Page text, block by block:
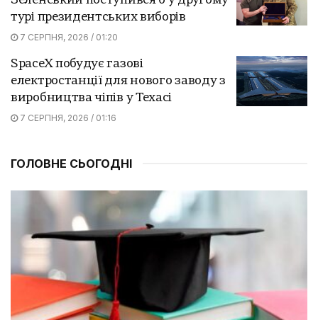
турі президентських виборів
7 СЕРПНЯ, 2026 / 01:20
SpaceX побудує газові
електростанції для нового заводу з
виробництва чіпів у Техасі
7 СЕРПНЯ, 2026 / 01:16
ГОЛОВНЕ СЬОГОДНІ